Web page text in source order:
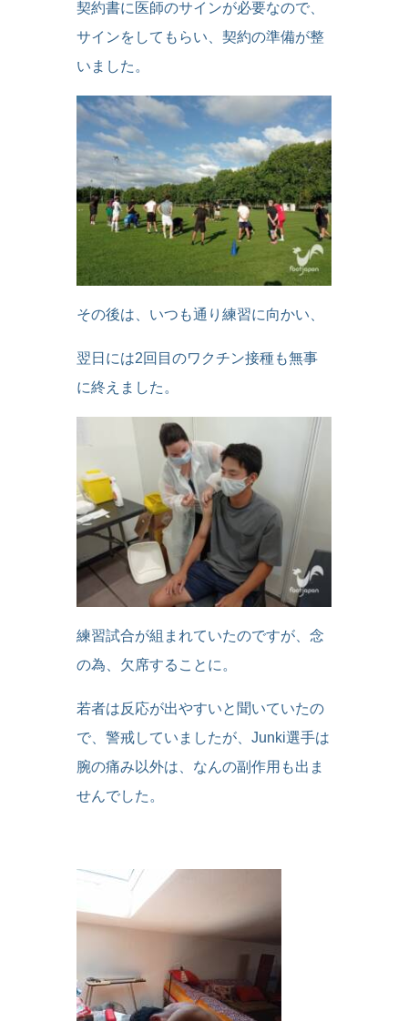
契約書に医師のサインが必要なので、
サインをしてもらい、契約の準備が整
いました。
その後は、いつも通り練習に向かい、
翌日には2回目のワクチン接種も無事
に終えました。
練習試合が組まれていたのですが、念
の為、欠席することに。
若者は反応が出やすいと聞いていたの
で、警戒していましたが、Junki選手は
腕の痛み以外は、なんの副作用も出ま
せんでした。